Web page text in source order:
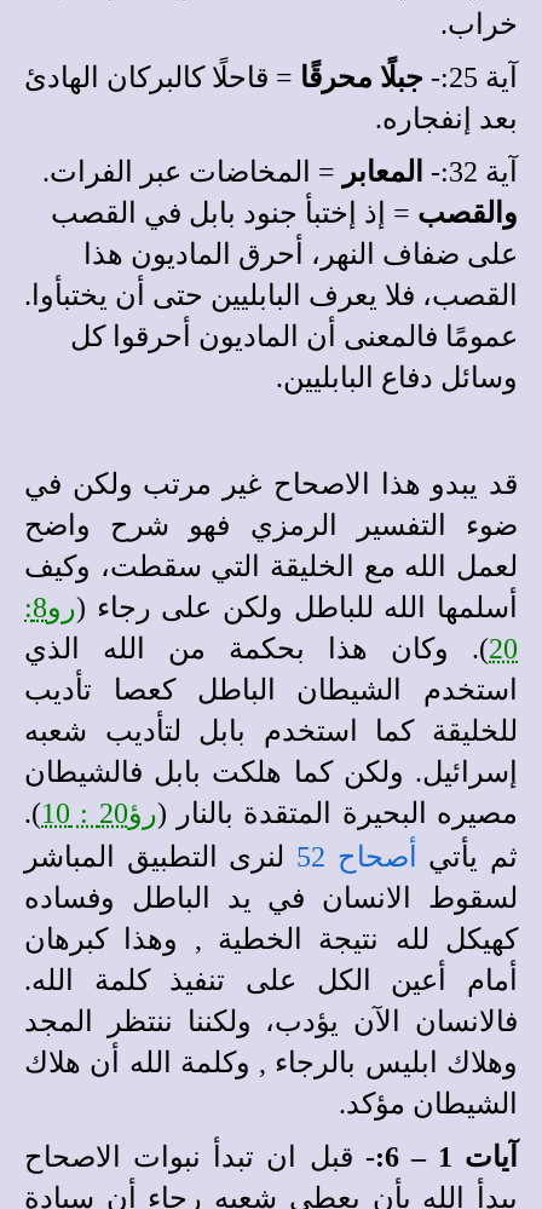
خراب.
آية 25:-
جبلًا محرقًا = قاحلًا كالبركان الهادئ
بعد إنفجاره.
آية 32:-
المعابر = المخاضات عبر الفرات.
والقصب = إذ إختبأ جنود بابل في
القصب
على ضفاف النهر، أحرق الماديون هذا
القصب، فلا يعرف البابليين حتى أن يختبأوا.
عمومًا فالمعنى أن الماديون أحرقوا كل
وسائل دفاع البابليين.
قد يبدو هذا الاصحاح غير مرتب ولكن في
ضوء التفسير الرمزي فهو شرح واضح
لعمل الله مع الخليقة التي سقطت، وكيف
أسلمها الله للباطل ولكن على رجاء (
رو8:
20). وكان هذا بحكمة من الله الذي
استخدم الشيطان الباطل كعصا تأديب
للخليقة كما استخدم بابل لتأديب شعبه
إسرائيل. ولكن كما هلكت بابل فالشيطان
مصيره البحيرة
المتقدة بالنار (رؤ20 : 10
).
ثم يأتي
أصحاح 52
لنرى التطبيق المباشر
لسقوط الانسان في يد الباطل وفساده
كهيكل لله نتيجة الخطية , وهذا كبرهان
أمام أعين الكل على تنفيذ كلمة الله.
فالانسان الآن يؤدب، ولكننا ننتظر المجد
وهلاك ابليس بالرجاء , وكلمة الله أن هلاك
الشيطان مؤكد.
آيات 1 – 6:-
قبل ان تبدأ نبوات الاصحاح
يبدأ الله بأن يعطي شعبه رجاء أن سيادة